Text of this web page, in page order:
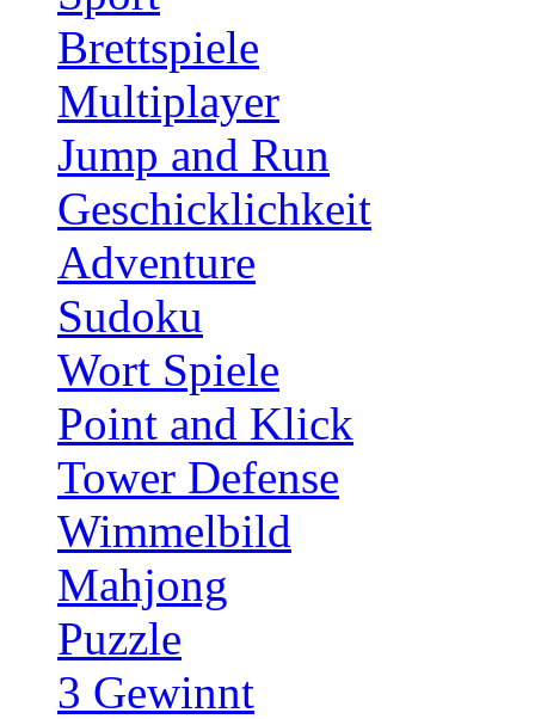
Brettspiele
Multiplayer
Jump and Run
Geschicklichkeit
Adventure
Sudoku
Wort Spiele
Point and Klick
Tower Defense
Wimmelbild
Mahjong
Puzzle
3 Gewinnt